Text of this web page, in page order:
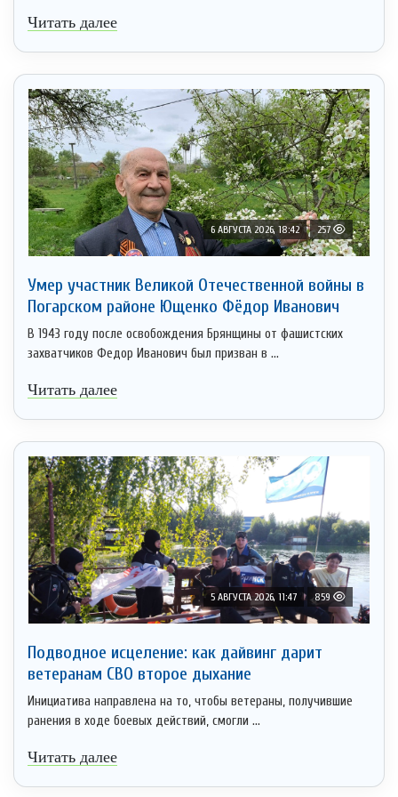
Читать далее
6 АВГУСТА 2026, 18:42 257
Умер участник Великой Отечественной войны в
Погарском районе Ющенко Фёдор Иванович
В 1943 году после освобождения Брянщины от фашистских
захватчиков Федор Иванович был призван в ...
Читать далее
5 АВГУСТА 2026, 11:47 859
Подводное исцеление: как дайвинг дарит
ветеранам СВО второе дыхание
Инициатива направлена на то, чтобы ветераны, получившие
ранения в ходе боевых действий, смогли ...
Читать далее